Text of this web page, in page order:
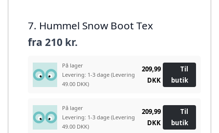
7. Hummel Snow Boot Tex
fra 210 kr.
På lager
Levering: 1-3 dage (Levering
49.00 DKK)
209,99
DKK
Til
butik
På lager
Levering: 1-3 dage (Levering
49.00 DKK)
209,99
DKK
Til
butik